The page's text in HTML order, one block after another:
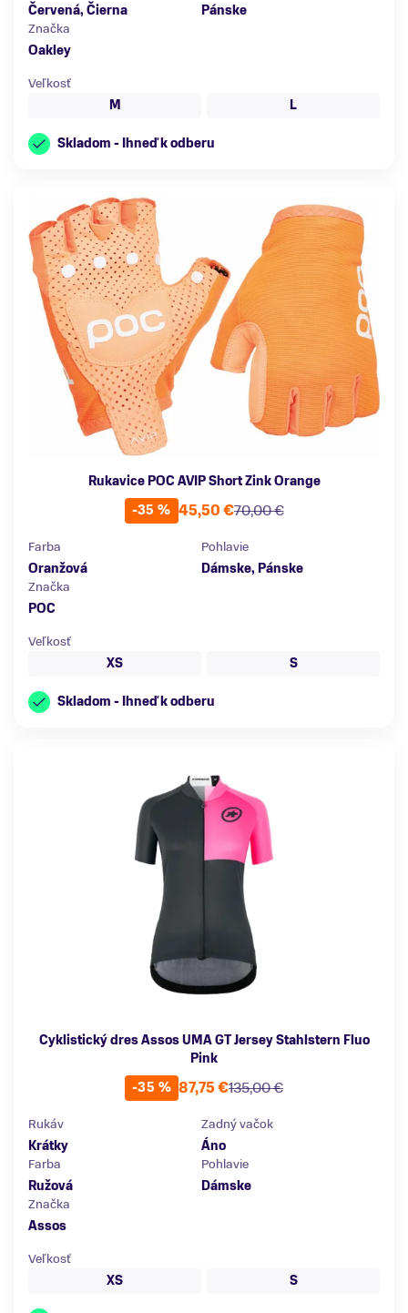
Červená, Čierna
Pánske
Značka
Oakley
Veľkosť
M
L
Skladom - Ihneď k odberu
Rukavice POC AVIP Short Zink Orange
-35 %
70,00 €
45,50 €
Farba
Oranžová
Pohlavie
Dámske, Pánske
Značka
POC
Veľkosť
XS
S
Skladom - Ihneď k odberu
Cyklistický dres Assos UMA GT Jersey Stahlstern Fluo
Pink
-35 %
135,00 €
87,75 €
Rukáv
Krátky
Zadný vačok
Áno
Farba
Ružová
Pohlavie
Dámske
Značka
Assos
Veľkosť
XS
S